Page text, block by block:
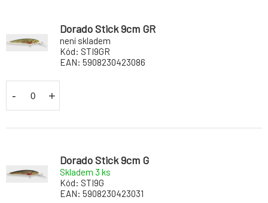
Dorado Stick 9cm GR
není skladem
Kód: STI9GR
EAN: 5908230423086
- +
Dorado Stick 9cm G
Skladem 3 ks
Kód: STI9G
EAN: 5908230423031